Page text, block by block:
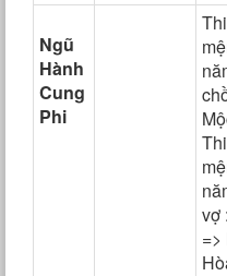
Ngũ
Hành
Cung
Phi
vợ